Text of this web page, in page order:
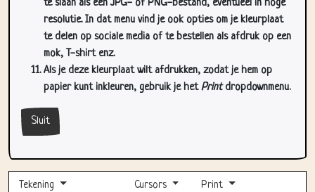
te slaan als een JPG- of PNG-bestand, eventueel in hoge
resolutie. In dat menu vind je ook opties om je kleurplaat
te delen op sociale media of te bestellen als afdruk op een
mok, T-shirt enz.
Als je deze kleurplaat wilt afdrukken, zodat je hem op
papier kunt inkleuren, gebruik je hetPrintdropdownmenu.
Sluit
Tekening Cursors Print